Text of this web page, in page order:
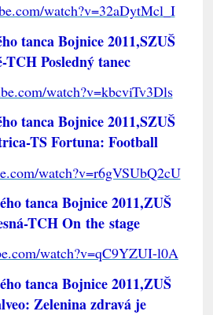
watch?v=32aDytMcl_I
tanca Bojnice 2011,SZUŠ
TCH Posledný tanec
watch?v=kbcviTv3Dls
tanca Bojnice 2011,SZUŠ
TS Fortuna: Football
watch?v=r6gVSUbQ2cU
tanca Bojnice 2011,ZUŠ
TCH On the stage
watch?v=qC9YZUI-l0A
tanca Bojnice 2011,ZUŠ
Zelenina zdravá je